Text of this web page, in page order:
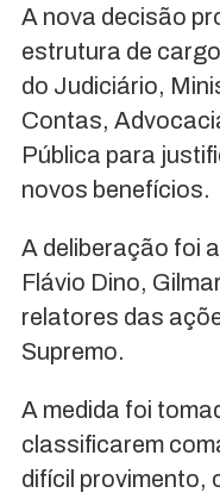
A nova decisão
estrutura de
do Judiciário,
Contas,
Pública para
novos benefícios.
A deliberação foi
Flávio Dino,
relatores das
Supremo.
A medida foi
classificarem
difícil provimento,